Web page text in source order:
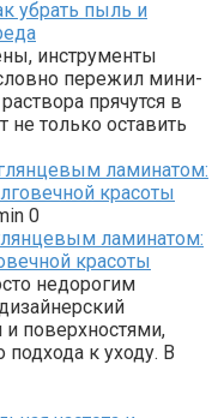
инструменты
пережил мини-
прячутся в
только оставить
ламинатом:
красоты
0
недорогим
и поверхностями,
подхода к уходу. В